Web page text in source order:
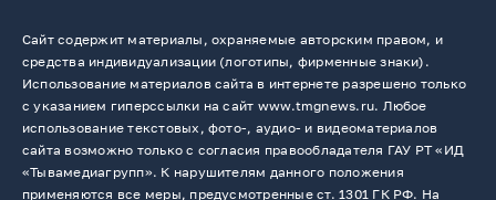
Сайт содержит материалы, охраняемые авторским правом, и
средства индивидуализации (логотипы, фирменные знаки).
Использование материалов сайта в интернете разрешено только
с указанием гиперссылки на сайт www.tmgnews.ru. Любое
использование текстовых, фото-, аудио- и видеоматериалов
сайта возможно только с согласия правообладателя ГАУ РТ «ИД
«Тывамедиагрупп». К нарушителям данного положения
применяются все меры, предусмотренные ст. 1301 ГК РФ. На